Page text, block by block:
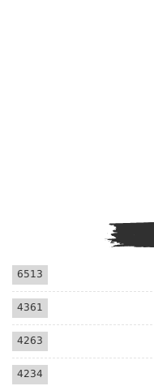
6513
4361
4263
4234